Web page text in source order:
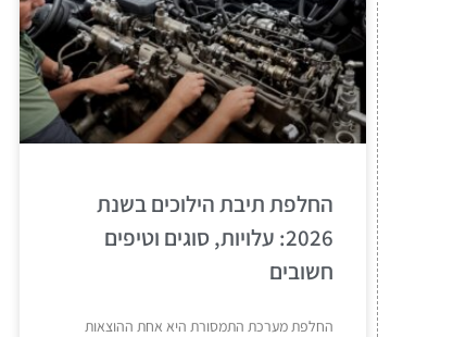
החלפת תיבת הילוכים בשנת
2026: עלויות, סוגים וטיפים
חשובים
החלפת מערכת התמסורת היא אחת ההוצאות